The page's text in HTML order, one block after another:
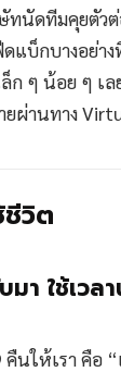
ทนัดทีมคุยตัว
แบ็กบางอย่าง
ก ๆ น้อย ๆ เล
ยผ่านทาง
ชีวิต
มา ใช้เว
นให้เรา คือ